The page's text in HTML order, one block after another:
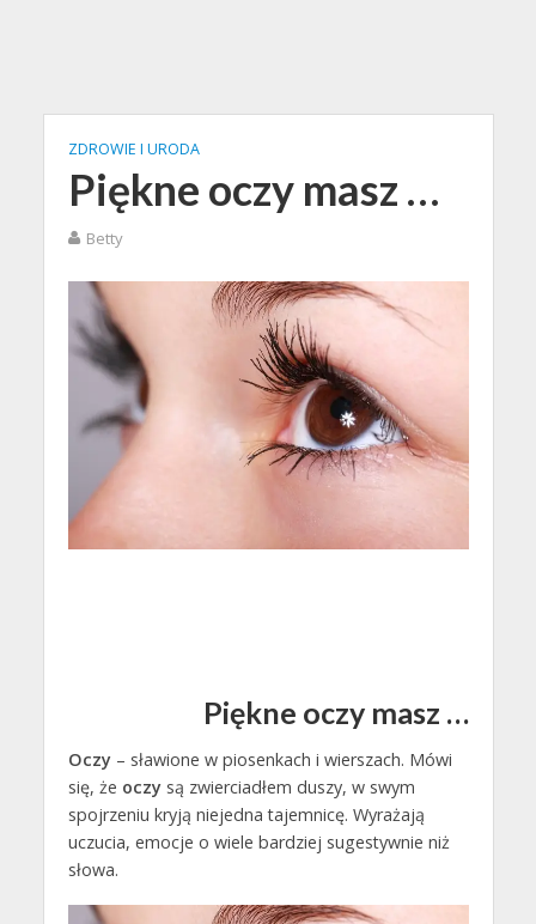
ZDROWIE I URODA
Piękne oczy masz …
Betty
Piękne oczy masz …
Oczy– sławione w piosenkach i wierszach. Mówi
się, że oczysą zwierciadłem duszy, w swym
spojrzeniu kryją niejedna tajemnicę. Wyrażają
uczucia, emocje o wiele bardziej sugestywnie niż
słowa.